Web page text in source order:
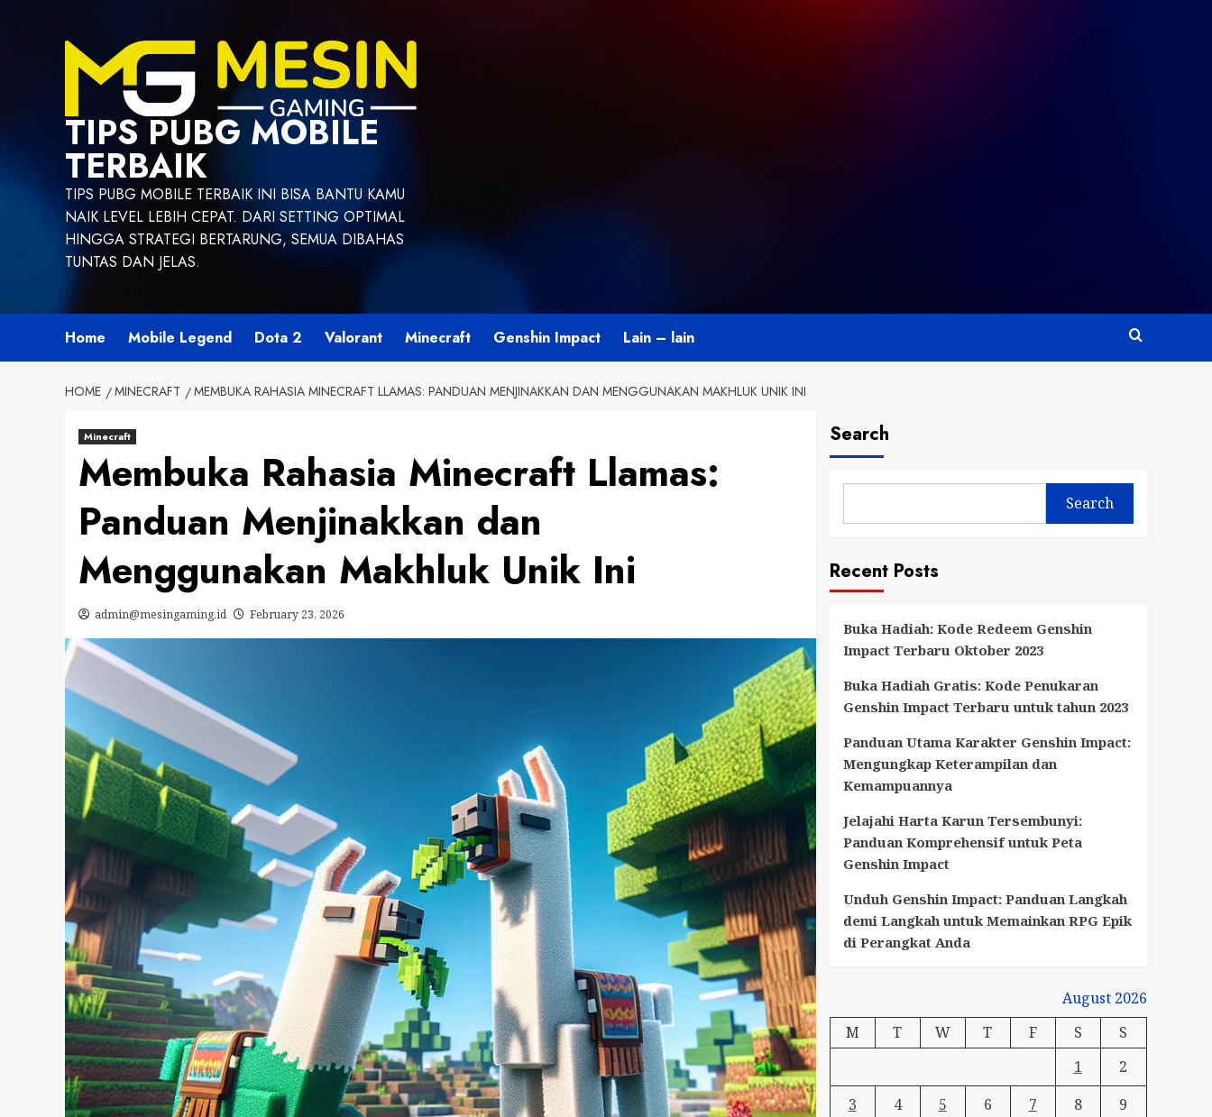
TIPS PUBG MOBILE
TERBAIK
TIPS PUBG MOBILE TERBAIK INI BISA BANTU KAMU
NAIK LEVEL LEBIH CEPAT. DARI SETTING OPTIMAL
HINGGA STRATEGI BERTARUNG, SEMUA DIBAHAS
TUNTAS DAN JELAS.
Home Mobile Legend Dota 2 Valorant Minecraft Genshin Impact Lain – lain
HOME MINECRAFT MEMBUKA RAHASIA MINECRAFT LLAMAS: PANDUAN MENJINAKKAN DAN MENGGUNAKAN MAKHLUK UNIK INI
Minecraft
Membuka Rahasia Minecraft Llamas:
Panduan Menjinakkan dan
Menggunakan Makhluk Unik Ini
admin@mesingaming.id February 23, 2026
Search
Search
Recent Posts
Buka Hadiah: Kode Redeem Genshin
Impact Terbaru Oktober 2023
Buka Hadiah Gratis: Kode Penukaran
Genshin Impact Terbaru untuk tahun 2023
Panduan Utama Karakter Genshin Impact:
Mengungkap Keterampilan dan
Kemampuannya
Jelajahi Harta Karun Tersembunyi:
Panduan Komprehensif untuk Peta
Genshin Impact
Unduh Genshin Impact: Panduan Langkah
demi Langkah untuk Memainkan RPG Epik
di Perangkat Anda
August 2026
M
T W T F S
S
1
2
3
4 5 6 7 8
9